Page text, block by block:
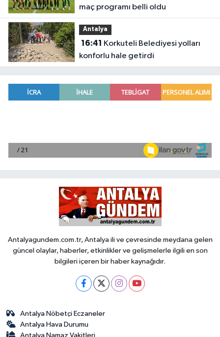
maç programı belli oldu
Antalya
16:41
konforlu hale getirdi
Antalyagundem.com.tr, Antalya ili ve çevresinde meydana gelen
güncel olaylar, haberler, etkinlikler ve gelişmelerle ilgili en son
bilgileri içeren bir haber kaynağıdır.
Antalya Nöbetçi Eczaneler
Antalya Hava Durumu
Antalya Namaz Vakitleri